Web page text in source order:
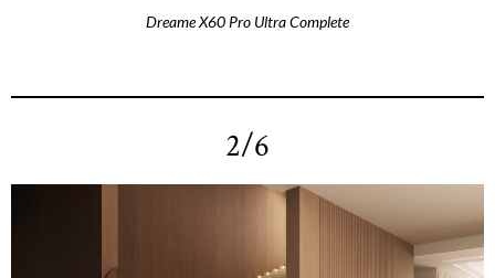
Dreame X60 Pro Ultra Complete
2/6